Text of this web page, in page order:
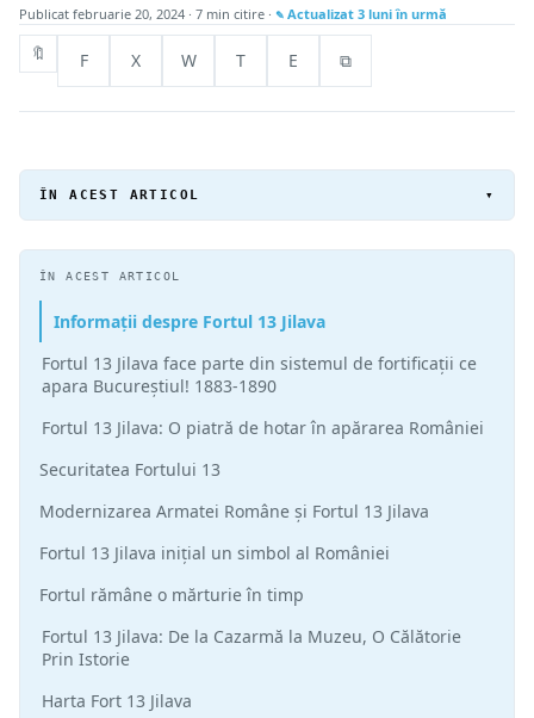
Publicat februarie 20, 2024 · 7 min citire · Actualizat 3 luni în urmă
🔖 F X W T E ⧉
ÎN ACEST ARTICOL ▾
ÎN ACEST ARTICOL
Informații despre Fortul 13 Jilava
Fortul 13 Jilava face parte din sistemul de fortificații ce
apara Bucureștiul! 1883-1890
Fortul 13 Jilava: O piatră de hotar în apărarea României
Securitatea Fortului 13
Modernizarea Armatei Române și Fortul 13 Jilava
Fortul 13 Jilava inițial un simbol al României
Fortul rămâne o mărturie în timp
Fortul 13 Jilava: De la Cazarmă la Muzeu, O Călătorie
Prin Istorie
Harta Fort 13 Jilava